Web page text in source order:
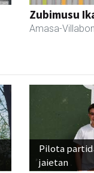
Zubimusu
Amasa-
Pilota
jaietan